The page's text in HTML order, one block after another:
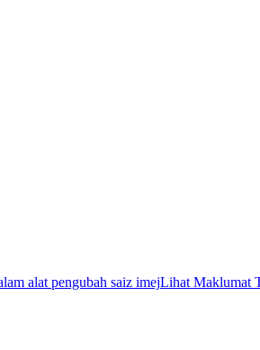
alat pengubah saiz imejLihat Maklumat